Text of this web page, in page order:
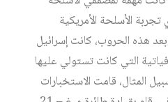
الأسلحة الأمريكية
هذه الحروب، كانت إسرائيل
التي كانت تستولي عليها
المثال، قامت الاستخبارات